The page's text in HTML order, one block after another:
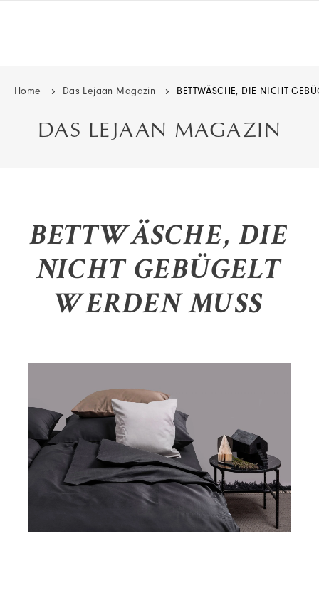
Home Das Lejaan Magazin BETTWÄSCHE, DIE NICHT
DAS LEJAAN MAGAZIN
BETTWÄSCHE, DIE
NICHT GEBÜGELT
WERDEN MUSS